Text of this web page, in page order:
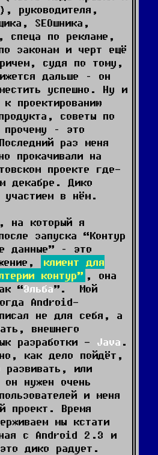
руководителя,
SEOшника,
спеца по рекламе,
законам и черт ещё
судя по тому,
дальше – он
успешно. Ну и
проектированию
советы по
прочему – это
раз меня
прокачивали на
проекте где-
декабре. Дико
участием в нём.
на который я
запуска “Контур
данные” – это
клиент для
контур” , она
“Эльба”. Мой
Android-
не для себя, а
внешнего
разработки - Java .
как дело пойдёт,
или
нужен очень
и меня
проект. Время
мы кстати
с Android 2.3 и
дико радует.